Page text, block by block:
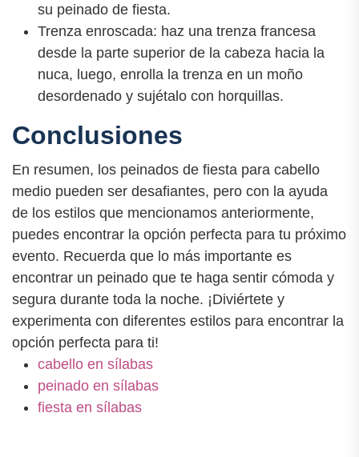
su peinado de fiesta.
Trenza enroscada: haz una trenza francesa
desde la parte superior de la cabeza hacia la
nuca, luego, enrolla la trenza en un moño
desordenado y sujétalo con horquillas.
Conclusiones
En resumen, los peinados de fiesta para cabello
medio pueden ser desafiantes, pero con la ayuda
de los estilos que mencionamos anteriormente,
puedes encontrar la opción perfecta para tu próximo
evento. Recuerda que lo más importante es
encontrar un peinado que te haga sentir cómoda y
segura durante toda la noche. ¡Diviértete y
experimenta con diferentes estilos para encontrar la
opción perfecta para ti!
cabello en sílabas
peinado en sílabas
fiesta en sílabas